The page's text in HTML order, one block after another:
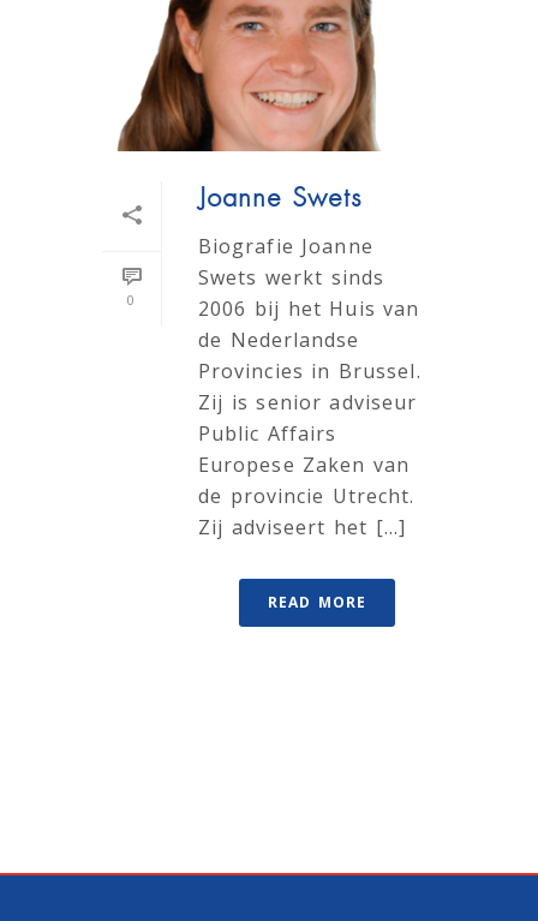
0
Joanne Swets
Biografie Joanne
Swets werkt sinds
2006 bij het Huis van
de Nederlandse
Provincies in Brussel.
Zij is senior adviseur
Public Affairs
Europese Zaken van
de provincie Utrecht.
Zij adviseert het [...]
READ MORE